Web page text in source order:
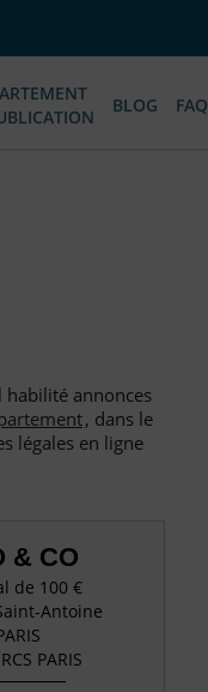
BLOG FAQ
habilité annonces
, dans le
légales en ligne
& CO
de 100 €
Antoine
PARIS